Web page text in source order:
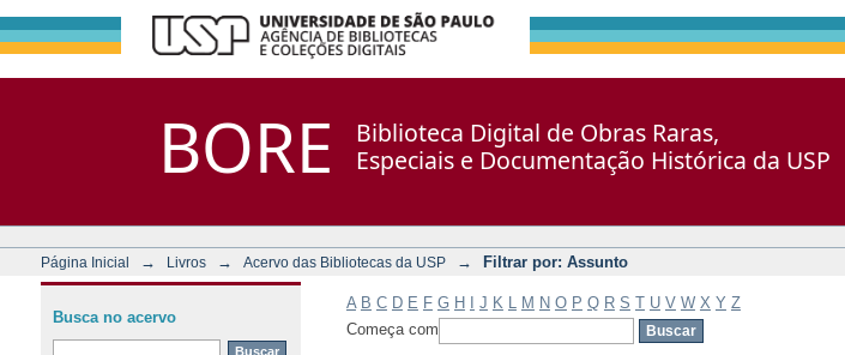
BORE
Biblioteca Digital de Obras Raras,
Especiais e Documentação Histórica da USP
Página Inicial → Livros → Acervo das Bibliotecas da USP → Filtrar por: Assunto
A B C D E F G H J K M N O P Q R S T U V W X Y Z
Começa com
Busca no acervo